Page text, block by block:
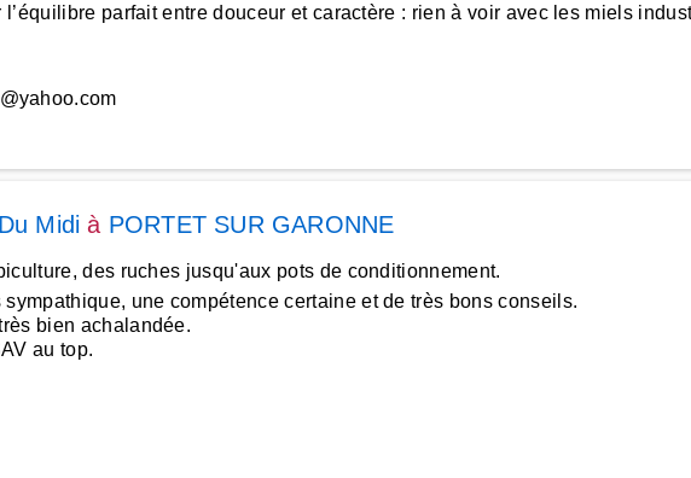
parfait entre douceur et caractère : rien à voir avec les miels
Midi à PORTET SUR GARONNE
des ruches jusqu'aux pots de conditionnement.
une compétence certaine et de très bons conseils.
bien achalandée.
au top.